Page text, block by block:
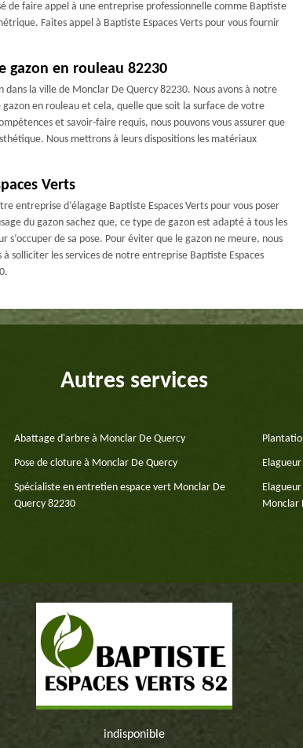
de faire appel à une entreprise professionnelle comme Baptiste
Faites appel à Baptiste Espaces Verts pour vous fournir
gazon en rouleau 82230
la ville de Monclar De Quercy 82230. Nous avons à notre
en rouleau et cela, quelle que soit la surface de votre
et savoir-faire requis, nous pouvons vous assurer que
Nous mettrons à leurs dispositions les matériaux
Verts
entreprise d’élagage Baptiste Espaces Verts pour vous poser
du gazon sachez que, ce type de gazon est adapté à tous les
de sa pose. Pour éviter que le gazon ne meure, nous
solliciter les services de notre entreprise Baptiste Espaces
Autres services
Abattage d'arbre à Monclar De Quercy
Pose de cloture à Monclar De Quercy
Spécialiste en entretien espace vert Monclar De
Quercy 82230
Monclar
indisponible